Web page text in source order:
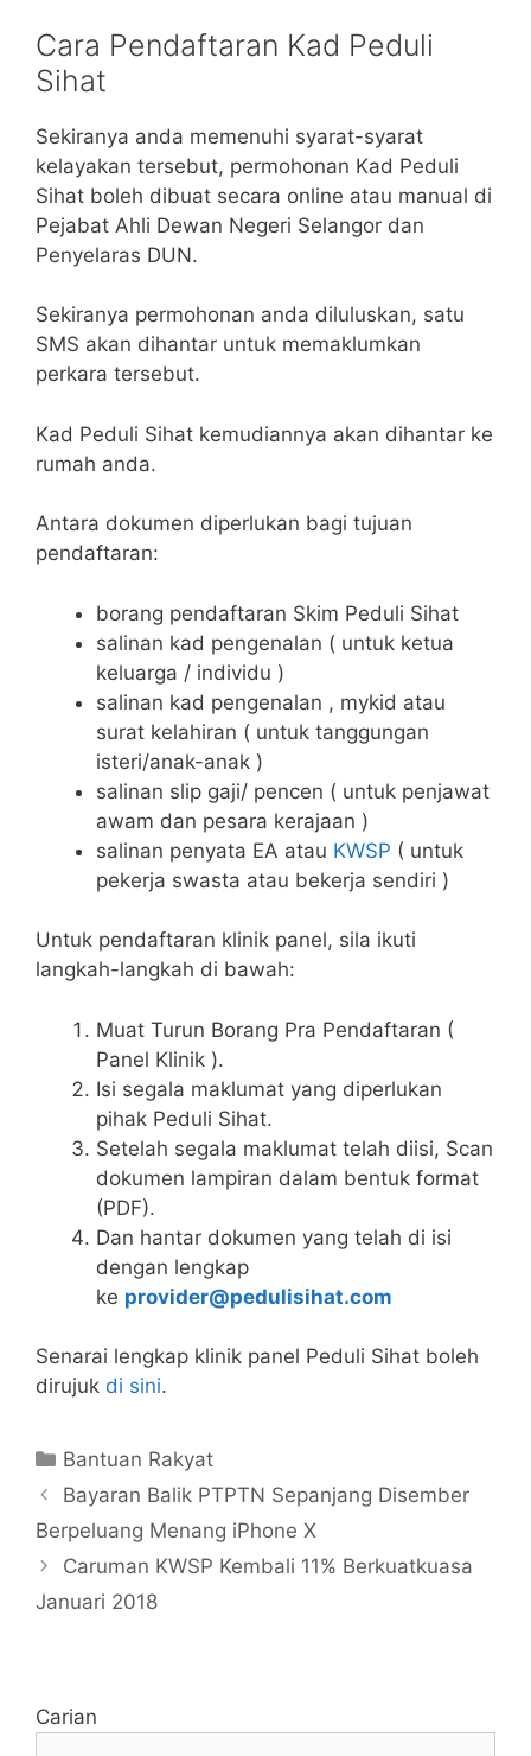
Cara Pendaftaran Kad Peduli
Sihat
Sekiranya anda memenuhi syarat-syarat
kelayakan tersebut, permohonan Kad Peduli
Sihat boleh dibuat secara online atau manual di
Pejabat Ahli Dewan Negeri Selangor dan
Penyelaras DUN.
Sekiranya permohonan anda diluluskan, satu
SMS akan dihantar untuk memaklumkan
perkara tersebut.
Kad Peduli Sihat kemudiannya akan dihantar ke
rumah anda.
Antara dokumen diperlukan bagi tujuan
pendaftaran:
borang pendaftaran Skim Peduli Sihat
salinan kad pengenalan ( untuk ketua
keluarga / individu )
salinan kad pengenalan , mykid atau
surat kelahiran ( untuk tanggungan
isteri/anak-anak )
salinan slip gaji/ pencen ( untuk penjawat
awam dan pesara kerajaan )
salinan penyata EA atau KWSP ( untuk
pekerja swasta atau bekerja sendiri )
Untuk pendaftaran klinik panel, sila ikuti
langkah-langkah di bawah:
Muat Turun Borang Pra Pendaftaran (
Panel Klinik ).
Isi segala maklumat yang diperlukan
pihak Peduli Sihat.
Setelah segala maklumat telah diisi, Scan
dokumen lampiran dalam bentuk format
(PDF).
Dan hantar dokumen yang telah di isi
dengan lengkap
ke provider@pedulisihat.com
Senarai lengkap klinik panel Peduli Sihat boleh
dirujuk di sini.
Categories
Bantuan Rakyat
Bayaran Balik PTPTN Sepanjang Disember
Berpeluang Menang iPhone X
Caruman KWSP Kembali 11% Berkuatkuasa
Januari 2018
Carian